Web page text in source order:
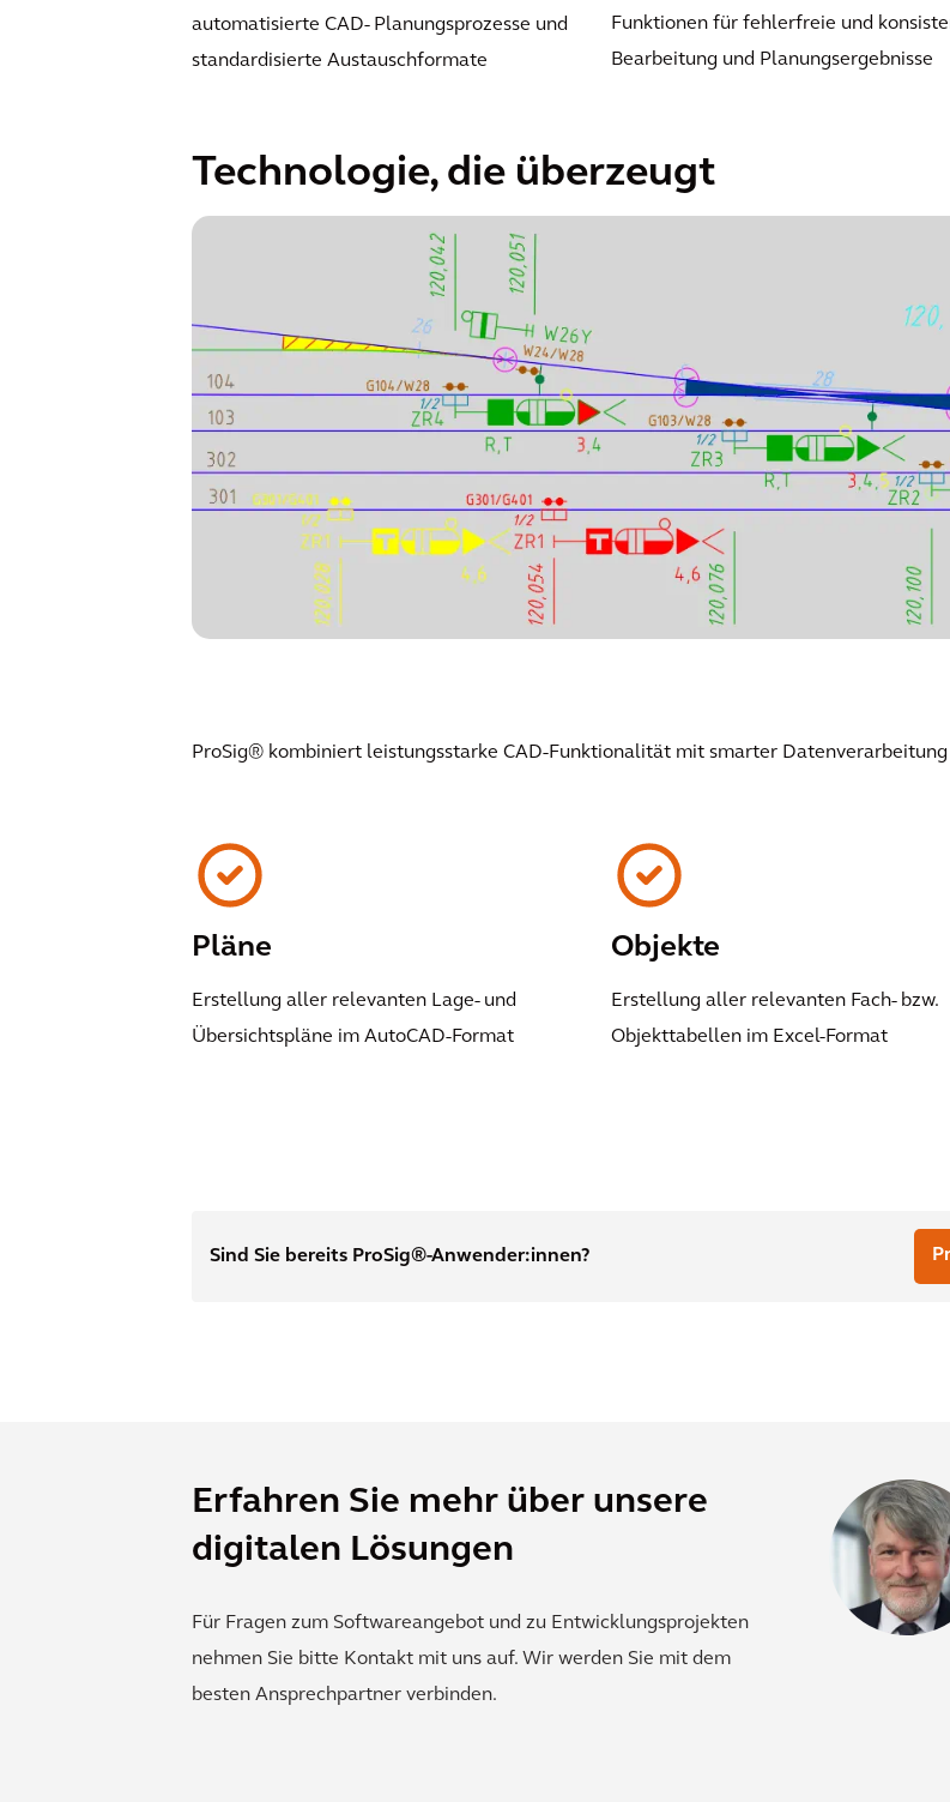
automatisierte CAD- Planungsprozesse und
standardisierte Austauschformate
Funktionen für fehlerfreie und
Bearbeitung und Planungsergebnisse
Technologie, die überzeugt
ProSig® kombiniert leistungsstarke CAD-Funktionalität mit smarter
Pläne
Erstellung aller relevanten Lage- und
Übersichtspläne im AutoCAD-Format
Objekte
Erstellung aller relevanten Fach- bzw.
Objekttabellen im Excel-Format
Sind Sie bereits ProSig®-Anwender:innen?
Erfahren Sie mehr über unsere
digitalen Lösungen
Für Fragen zum Softwareangebot und zu Entwicklungsprojekten
nehmen Sie bitte Kontakt mit uns auf. Wir werden Sie mit dem
besten Ansprechpartner verbinden.